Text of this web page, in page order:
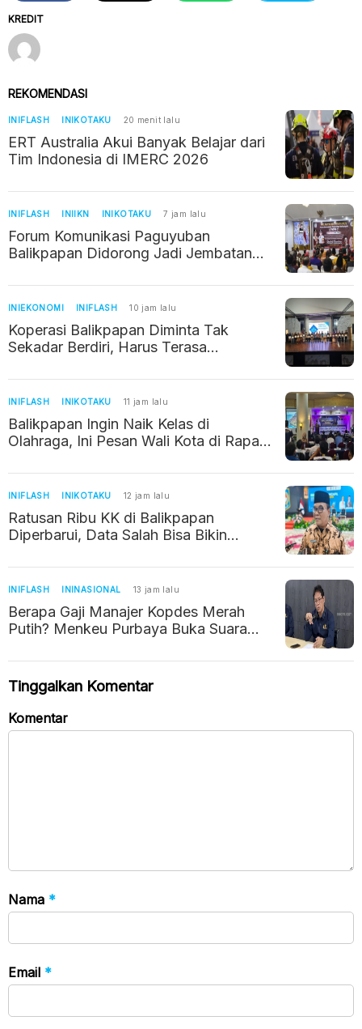
KREDIT
REKOMENDASI
INIFLASH INIKOTAKU 20 menit lalu
ERT Australia Akui Banyak Belajar dari
Tim Indonesia di IMERC 2026
INIFLASH INIIKN INIKOTAKU 7 jam lalu
Forum Komunikasi Paguyuban
Balikpapan Didorong Jadi Jembatan
INIEKONOMI INIFLASH 10 jam lalu
Koperasi Balikpapan Diminta Tak
Sekadar Berdiri, Harus Terasa
INIFLASH INIKOTAKU 11 jam lalu
Balikpapan Ingin Naik Kelas di
Olahraga, Ini Pesan Wali Kota di Rapat
INIFLASH INIKOTAKU 12 jam lalu
Ratusan Ribu KK di Balikpapan
Diperbarui, Data Salah Bisa Bikin
INIFLASH ININASIONAL 13 jam lalu
Berapa Gaji Manajer Kopdes Merah
Putih? Menkeu Purbaya Buka Suara
Tinggalkan Komentar
Komentar
Nama *
Email *